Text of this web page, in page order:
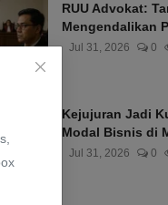
RUU Advokat:
Mengendalikan
Jul 31, 2026 0
Kejujuran Jadi
Modal Bisnis di
Jul 31, 2026 0